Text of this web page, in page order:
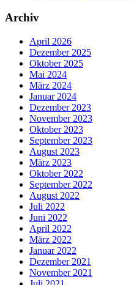
Archiv
April 2026
Dezember 2025
Oktober 2025
Mai 2024
März 2024
Januar 2024
Dezember 2023
November 2023
Oktober 2023
September 2023
August 2023
März 2023
Oktober 2022
September 2022
August 2022
Juli 2022
Juni 2022
April 2022
März 2022
Januar 2022
Dezember 2021
November 2021